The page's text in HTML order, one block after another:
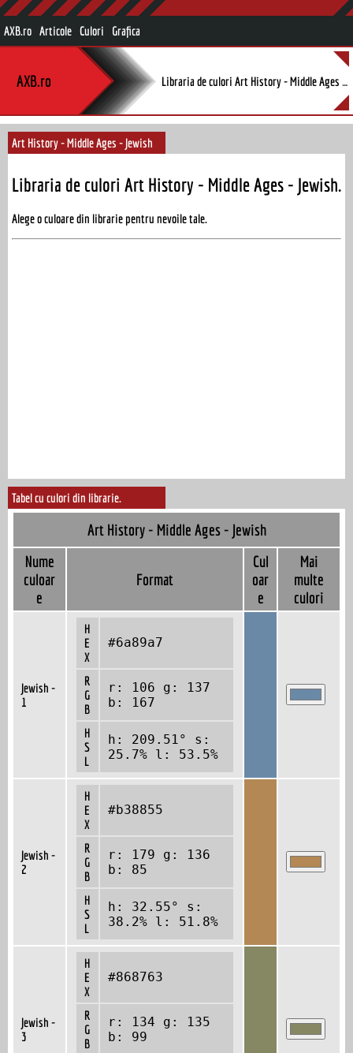
AXB.ro Articole Culori Grafica
AXB.ro
Art History - Middle Ages - Jewish
Libraria de culori Art History - Middle Ages - Jewish.
Alege o culoare din librarie pentru nevoile tale.
Tabel cu culori din librarie.
Art History - Middle Ages - Jewish
Nume
culoar
e
Format
Cul
oar
e
Mai
multe
culori
Jewish -
1
H
E
X
#6a89a7
R
G
B
r: 106 g: 137
b: 167
H
S
L
h: 209.51° s:
25.7% l: 53.5%
Jewish -
2
H
E
X
#b38855
R
G
B
r: 179 g: 136
b: 85
H
S
L
h: 32.55° s:
38.2% l: 51.8%
Jewish -
3
H
E
X
#868763
R
G
B
r: 134 g: 135
b: 99